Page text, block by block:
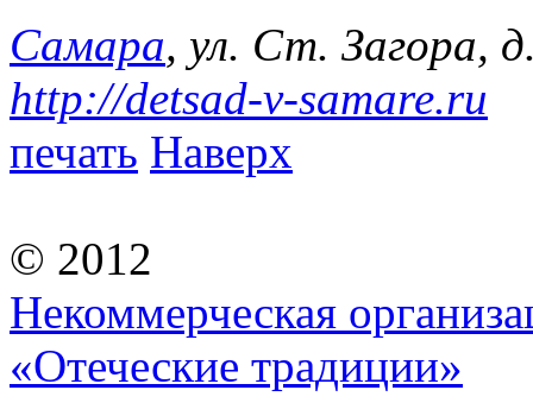
Самара, ул. Ст. Загора,
http://detsad-v-samare.ru
печать Наверх
© 2012
Некоммерческая
«Отеческие традиции»